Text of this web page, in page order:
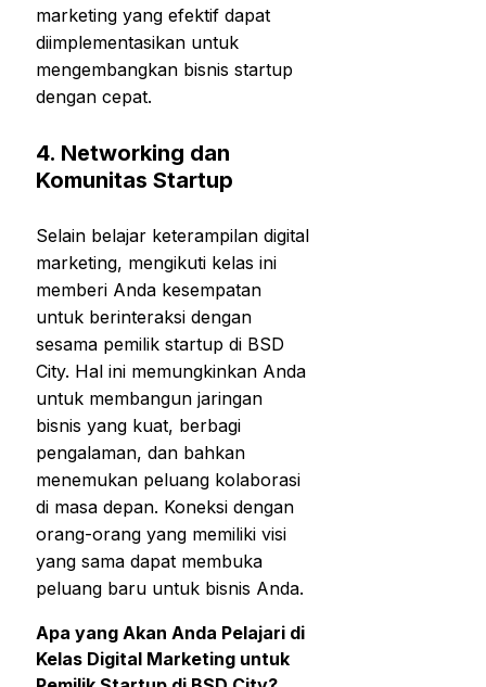
marketing yang efektif dapat
diimplementasikan untuk
mengembangkan bisnis startup
dengan cepat.
4. Networking dan
Komunitas Startup
Selain belajar keterampilan digital
marketing, mengikuti kelas ini
memberi Anda kesempatan
untuk berinteraksi dengan
sesama pemilik startup di BSD
City. Hal ini memungkinkan Anda
untuk membangun jaringan
bisnis yang kuat, berbagi
pengalaman, dan bahkan
menemukan peluang kolaborasi
di masa depan. Koneksi dengan
orang-orang yang memiliki visi
yang sama dapat membuka
peluang baru untuk bisnis Anda.
Apa yang Akan Anda Pelajari di
Kelas Digital Marketing untuk